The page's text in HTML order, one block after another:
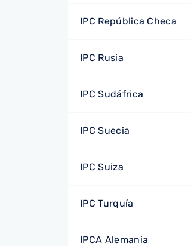
IPC República Checa
IPC Rusia
IPC Sudáfrica
IPC Suecia
IPC Suiza
IPC Turquía
IPCA Alemania